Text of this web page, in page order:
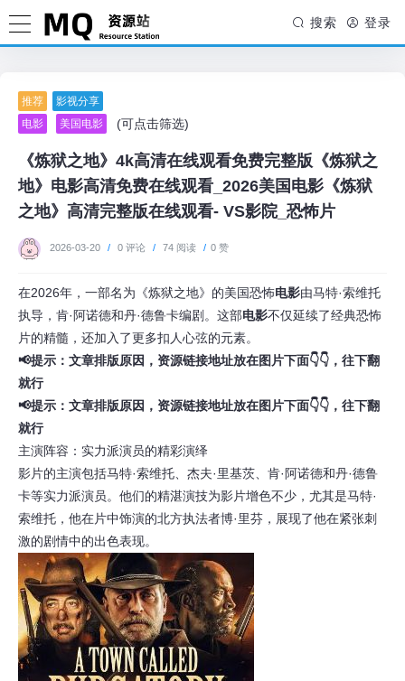
搜索 登录
推荐
影视分享
电影
美国电影 (可点击筛选)
《炼狱之地》4k高清在线观看免费完整版《炼狱之
地》电影高清免费在线观看_2026美国电影《炼狱
之地》高清完整版在线观看- VS影院_恐怖片
2026-03-20 / 0 评论 / 74 阅读 / 0 赞
在2026年，一部名为《炼狱之地》的美国恐怖电影由马特·索维托
执导，肯·阿诺德和丹·德鲁卡编剧。这部电影不仅延续了经典恐怖
片的精髓，还加入了更多扣人心弦的元素。
📢提示：文章排版原因，资源链接地址放在图片下面👇👇，往下翻
就行
📢提示：文章排版原因，资源链接地址放在图片下面👇👇，往下翻
就行
主演阵容：实力派演员的精彩演绎
影片的主演包括马特·索维托、杰夫·里基茨、肯·阿诺德和丹·德鲁
卡等实力派演员。他们的精湛演技为影片增色不少，尤其是马特·
索维托，他在片中饰演的北方执法者博·里芬，展现了他在紧张刺
激的剧情中的出色表现。